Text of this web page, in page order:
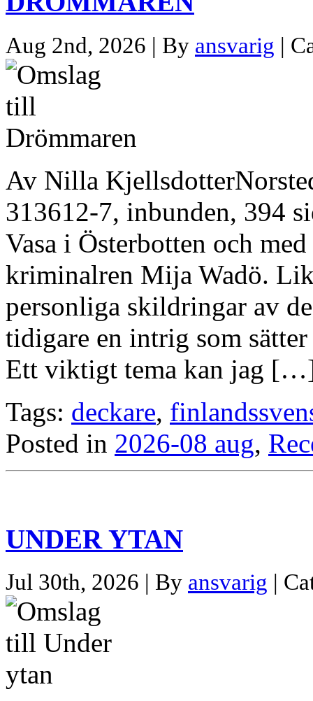
Aug 2nd, 2026 | By ansvarig |
Av Nilla
313612-7, inbunden, 394
Vasa i Österbotten och
kriminalren Mija Wadö.
personliga skildringar av
tidigare en intrig som
Ett viktigt tema kan jag
Tags: deckare,
Posted in 2026-08 aug,
UNDER YTAN
Jul 30th, 2026 | By ansvarig |